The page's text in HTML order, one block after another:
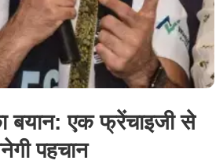
बयान: एक फ्रेंचाइजी से
पहचान